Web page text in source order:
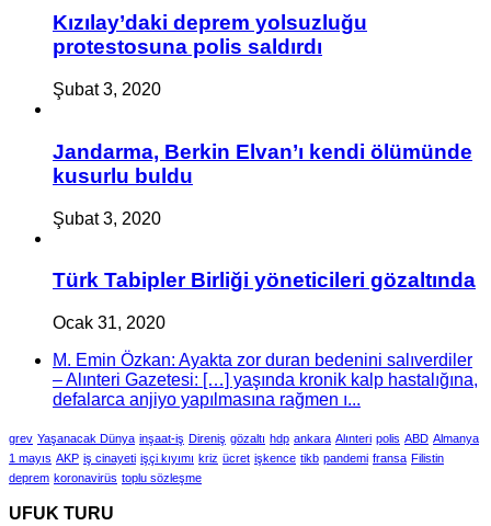
Kızılay’daki deprem yolsuzluğu
protestosuna polis saldırdı
Şubat 3, 2020
Jandarma, Berkin Elvan’ı kendi ölümünde
kusurlu buldu
Şubat 3, 2020
Türk Tabipler Birliği yöneticileri gözaltında
Ocak 31, 2020
M. Emin Özkan: Ayakta zor duran bedenini salıverdiler
– Alınteri Gazetesi: […] yaşında kronik kalp hastalığına,
defalarca anjiyo yapılmasına rağmen ı...
grev Yaşanacak Dünya inşaat-iş Direniş gözaltı hdp ankara Alınteri polis ABD Almanya
1 mayıs AKP iş cinayeti işçi kıyımı kriz ücret işkence tikb pandemi fransa Filistin
deprem koronavirüs toplu sözleşme
UFUK TURU